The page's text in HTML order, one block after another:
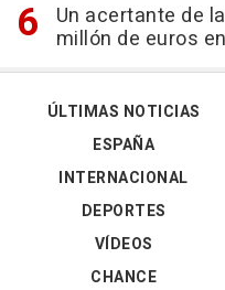
Un acertante de
millón de euros
ÚLTIMAS NOTICIAS
ESPAÑA
INTERNACIONAL
DEPORTES
VÍDEOS
CHANCE